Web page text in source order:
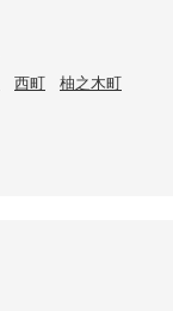
西町 柚之木町